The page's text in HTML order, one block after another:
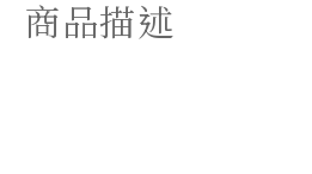
商品描述